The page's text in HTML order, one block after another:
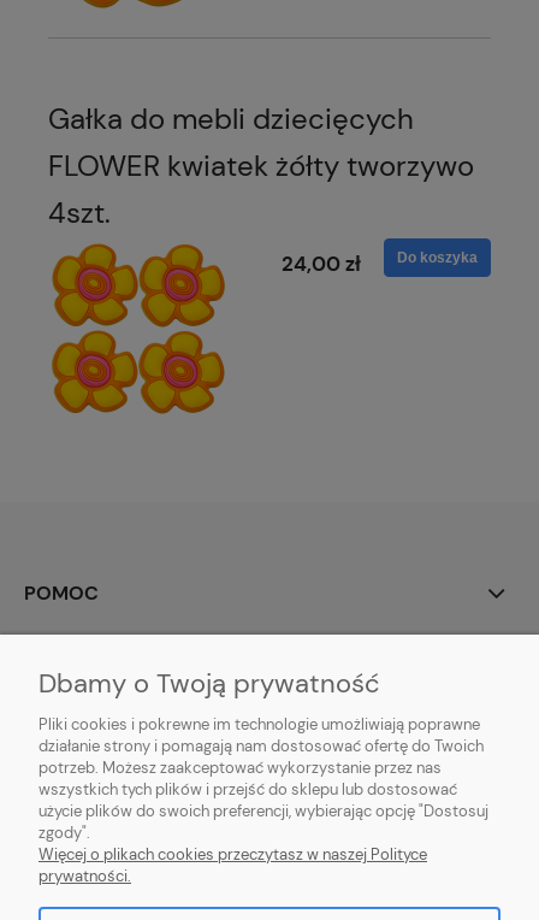
Gałka do mebli dziecięcych
FLOWER kwiatek żółty tworzywo
4szt.
24,00 zł Do koszyka
POMOC
PŁATNOŚCI I DOSTAWA
INFORMACJE
O NAS
Dbamy o Twoją prywatność
Pliki cookies i pokrewne im technologie umożliwiają poprawne
działanie strony i pomagają nam dostosować ofertę do Twoich
potrzeb. Możesz zaakceptować wykorzystanie przez nas
wszystkich tych plików i przejść do sklepu lub dostosować
użycie plików do swoich preferencji, wybierając opcję "Dostosuj
zgody".
Więcej o plikach cookies przeczytasz w naszej Polityce
prywatności.